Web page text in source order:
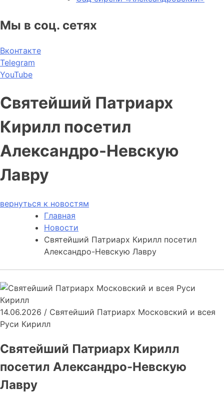
Мы в соц. сетях
Вконтакте
Telegram
YouTube
Святейший Патриарх
Кирилл посетил
Александро-Невскую
Лавру
вернуться к новостям
Главная
Новости
Святейший Патриарх Кирилл посетил
Александро-Невскую Лавру
14.06.2026 / Святейший Патриарх Московский и всея
Руси Кирилл
Святейший Патриарх Кирилл
посетил Александро-Невскую
Лавру